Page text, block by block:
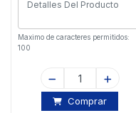
Maximo de caracteres permitidos:
100
Comprar